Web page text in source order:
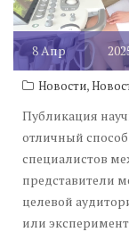
8Апр
Новости,
Публикация
отличный
специалистов
представители
целевой
или